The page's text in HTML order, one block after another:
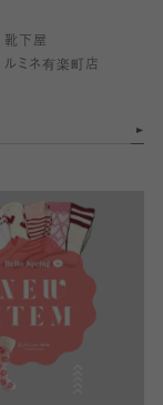
靴下屋
ルミネ有楽町店